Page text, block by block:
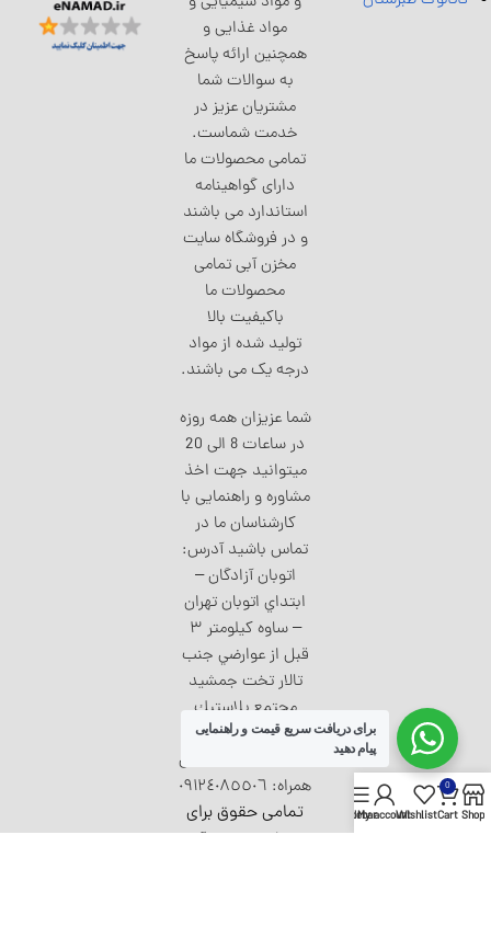
مواد غذایی و
همچنین ارائه پاسخ
به سوالات شما
مشتریان عزیز در
خدمت شماست.
تمامی محصولات ما
دارای گواهینامه
استاندارد می باشند
و در فروشگاه سایت
مخزن آبی تمامی
محصولات ما
باکیفیت بالا
تولید شده از مواد
درجه یک می باشند.
شما عزیزان همه روزه
در ساعات 8 الی 20
میتوانید جهت اخذ
مشاوره و راهنمایی با
کارشناسان ما در
تماس باشید آدرس:
اتوبان آزادگان –
ابتداي اتوبان تهران
– ساوه كيلومتر ٣
قبل از عوارضي جنب
تالار تخت جمشيد
مجتمع پلاستيك
طبرستان تلفن ثابت:
٥٦٨٢٢١٣٢-٠٢۱ تلفن
همراه: ٠٩١٢٤٠٨٥٥٠٦
تمامی حقوق برای
وبسایت مخزن آبی
برای دریافت سریع قیمت و راهنمایی
پیام دهید
Shop
0
Cart
Wishlist
My account
Sidebar